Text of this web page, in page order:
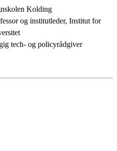
Kolding
og institutleder, Institut for
tech- og policyrådgiver